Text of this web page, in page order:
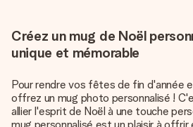
Créez un mug de Noël
unique et mémorable
Pour rendre vos fêtes de fin d'année
offrez un mug photo personnalisé !
allier l'esprit de Noël à une touche